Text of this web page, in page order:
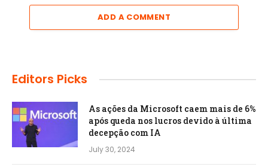
ADD A COMMENT
Editors Picks
As ações da Microsoft caem mais de 6%
após queda nos lucros devido à última
decepção com IA
July 30, 2024